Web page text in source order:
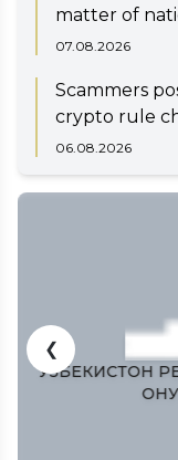
matter of
07.08.2026
Scammers
crypto rule
06.08.2026
ЎЗБЕКИСТОН
❮